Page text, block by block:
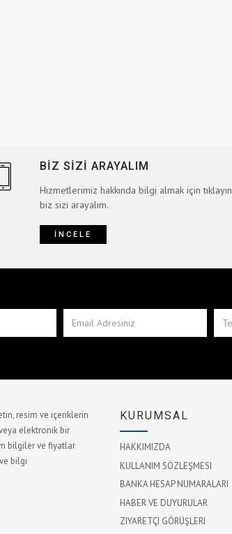
BİZ SİZİ ARAYALIM
Hizmetlerimiz hakkında bilgi almak için tıklayın
biz sizi arayalım.
İNCELE
resim ve içeriklerin
elektronik bir
bilgiler ve fiyatlar
bilgi
KURUMSAL
HAKKIMIZDA
KULLANIM SÖZLEŞMESI
BANKA HESAP NUMARALARI
HABER VE DUYURULAR
ZIYARETÇI GÖRÜŞLERI